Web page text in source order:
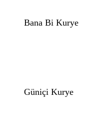
Bana Bi Kurye
Güniçi Kurye